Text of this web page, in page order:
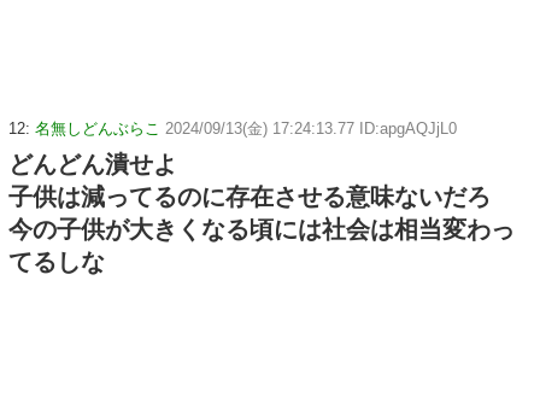
12: 名無しどんぶらこ 2024/09/13(金) 17:24:13.77 ID:apgAQJjL0
どんどん潰せよ
子供は減ってるのに存在させる意味ないだろ
今の子供が大きくなる頃には社会は相当変わっ
てるしな